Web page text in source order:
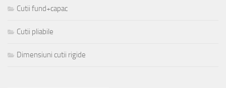
Cutii fund+capac
Cutii pliabile
Dimensiuni cutii rigide